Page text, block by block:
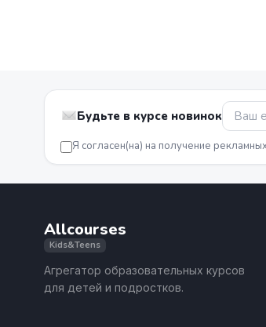
Будьте в курсе новинок
Я согласен(на) на получение
Allcourses
Kids&Teens
Агрегатор образовательных курсов
для детей и подростков.